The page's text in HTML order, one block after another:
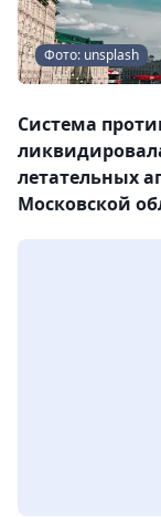
Фото: unsplash
Система
летательных
Московской